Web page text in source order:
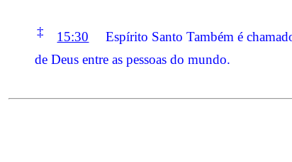
‡ 15:30
Espírito Santo Também é
de Deus entre as pessoas do mundo.